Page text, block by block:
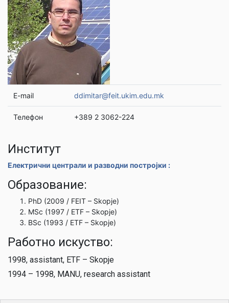
E-mail ddimitar@feit.ukim.edu.mk
Телефон +389 2 3062-224
Институт
Електрични централи и разводни постројки :
Образование:
PhD (2009 / FEIT – Skopje)
MSc (1997 / ETF – Skopje)
BSc (1993 / ETF – Skopje)
Работно искуство:
1998, assistant, ETF – Skopje
1994 – 1998, MANU, research assistant